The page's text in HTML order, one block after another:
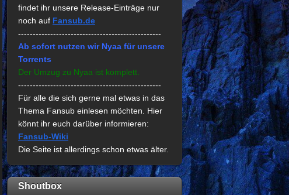
findet ihr unsere Release-Einträge nur
noch auf Fansub.de
-------------------------------------------------
Ab sofort nutzen wir Nyaa für unsere
Torrents
Der Umzug zu Nyaa ist komplett.
-------------------------------------------------
Für alle die sich gerne mal etwas in das
Thema Fansub einlesen möchten. Hier
könnt ihr euch darüber informieren:
Fansub-Wiki
Die Seite ist allerdings schon etwas älter.
Shoutbox